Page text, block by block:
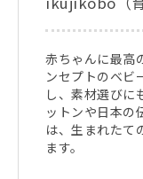
赤ちゃんに最高
ンセプトのベビ
し、素材選びに
ットンや日本の
は、生まれたて
ます。